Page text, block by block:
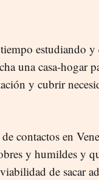
estudiando y
una casa-hogar
y cubrir
contactos en
y humildes y
de sacar